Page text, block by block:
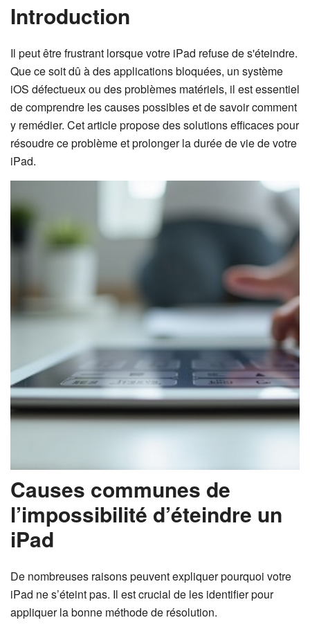
Introduction
Il peut être frustrant lorsque votre iPad refuse de s'éteindre.
Que ce soit dû à des applications bloquées, un système
iOS défectueux ou des problèmes matériels, il est essentiel
de comprendre les causes possibles et de savoir comment
y remédier. Cet article propose des solutions efficaces pour
résoudre ce problème et prolonger la durée de vie de votre
iPad.
Causes communes de
l’impossibilité d’éteindre un
iPad
De nombreuses raisons peuvent expliquer pourquoi votre
iPad ne s’éteint pas. Il est crucial de les identifier pour
appliquer la bonne méthode de résolution.